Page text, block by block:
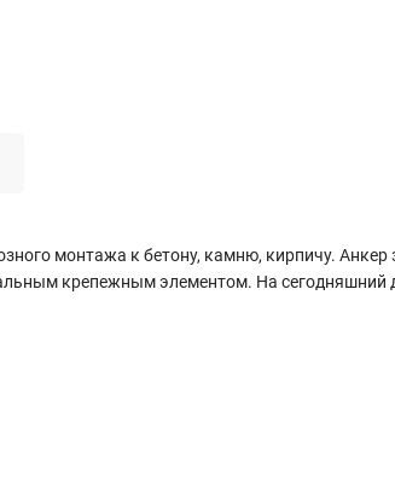
монтажа к бетону, камню, кирпичу. Анкер
крепежным элементом. На сегодняшний